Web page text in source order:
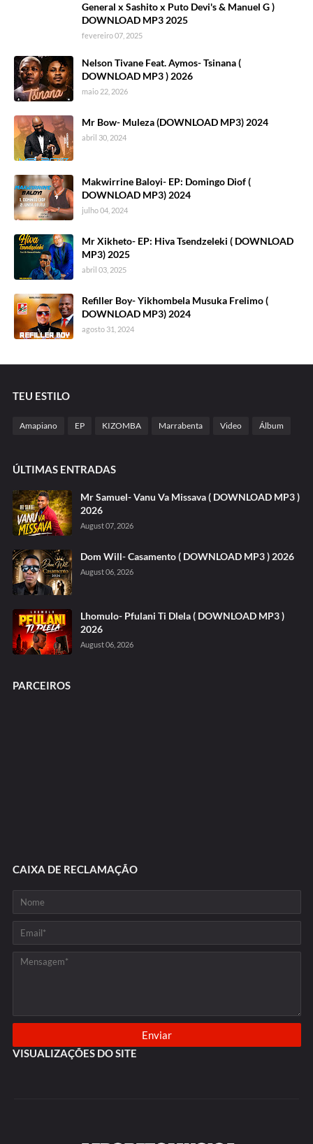
General x Sashito x Puto Devi's & Manuel G )
DOWNLOAD MP3 2025
fevereiro 07, 2025
Nelson Tivane Feat. Aymos- Tsinana (
DOWNLOAD MP3 ) 2026
maio 22, 2026
Mr Bow- Muleza (DOWNLOAD MP3) 2024
abril 30, 2024
Makwirrine Baloyi- EP: Domingo Diof (
DOWNLOAD MP3) 2024
julho 04, 2024
Mr Xikheto- EP: Hiva Tsendzeleki ( DOWNLOAD
MP3) 2025
abril 03, 2025
Refiller Boy- Yikhombela Musuka Frelimo (
DOWNLOAD MP3) 2024
agosto 31, 2024
TEU ESTILO
Amapiano EP KIZOMBA Marrabenta Video Álbum
ÚLTIMAS ENTRADAS
Mr Samuel- Vanu Va Missava ( DOWNLOAD MP3 )
2026
August 07, 2026
Dom Will- Casamento ( DOWNLOAD MP3 ) 2026
August 06, 2026
Lhomulo- Pfulani Ti Dlela ( DOWNLOAD MP3 )
2026
August 06, 2026
PARCEIROS
CAIXA DE RECLAMAÇÃO
VISUALIZAÇÕES DO SITE